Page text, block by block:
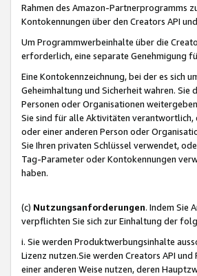
Rahmen des Amazon-Partnerprogramms
Kontokennungen über den Creators API
Um Programmwerbeinhalte über die
erforderlich, eine separate Genehmigung
Eine Kontokennzeichnung, bei der es sich
Geheimhaltung und Sicherheit wahren.
Personen oder Organisationen
Sie sind für alle Aktivitäten verantwortlich,
oder einer anderen Person oder
Sie Ihren privaten Schlüssel verwendet,
Tag-Parameter oder Kontokennungen
haben.
(c) Nutzungsanforderungen. Indem Sie
verpflichten Sie sich zur Einhaltung der
i. Sie werden Produktwerbungsinhalte
Lizenz nutzen.Sie werden Creators API
einer anderen Weise nutzen, deren